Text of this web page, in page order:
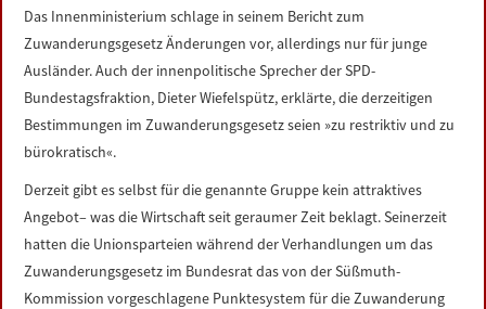
IMPRESSUM
Das Innenministerium schlage in seinem Bericht zum
Zuwanderungsgesetz Änderungen vor, allerdings nur für junge
Ausländer. Auch der innenpolitische Sprecher der SPD-
Bundestagsfraktion, Dieter Wiefelspütz, erklärte, die derzeitigen
Bestimmungen im Zuwanderungsgesetz seien »zu restriktiv und zu
bürokratisch«.
Derzeit gibt es selbst für die genannte Gruppe kein attraktives
Angebot– was die Wirtschaft seit geraumer Zeit beklagt. Seinerzeit
hatten die Unionsparteien während der Verhandlungen um das
Zuwanderungsgesetz im Bundesrat das von der Süßmuth-
Kommission vorgeschlagene Punktesystem für die Zuwanderung